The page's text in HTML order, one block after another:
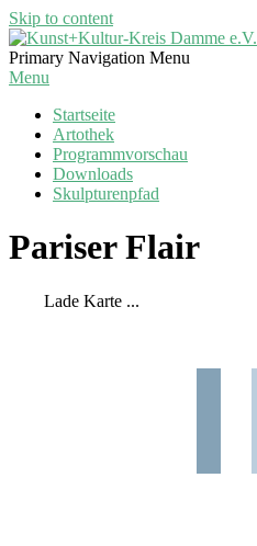
Skip to content
Kunst+Kultur-
Kreis
Primary Navigation Menu
Menu
Startseite
Artothek
Programmvorschau
Downloads
Skulpturenpfad
Pariser Flair
Lade Karte ...